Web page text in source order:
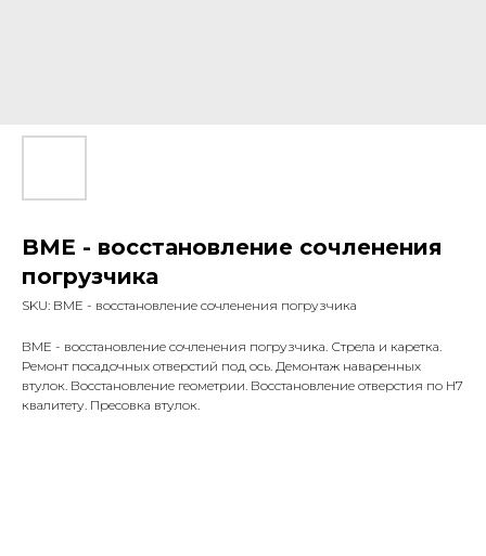
BME - восстановление сочленения
погрузчика
SKU: BME - восстановление сочленения погрузчика
ВМЕ - восстановление сочленения погрузчика. Стрела и каретка.
Ремонт посадочных отверстий под ось. Демонтаж наваренных
втулок. Восстановление геометрии. Восстановление отверстия по Н7
квалитету. Пресовка втулок.